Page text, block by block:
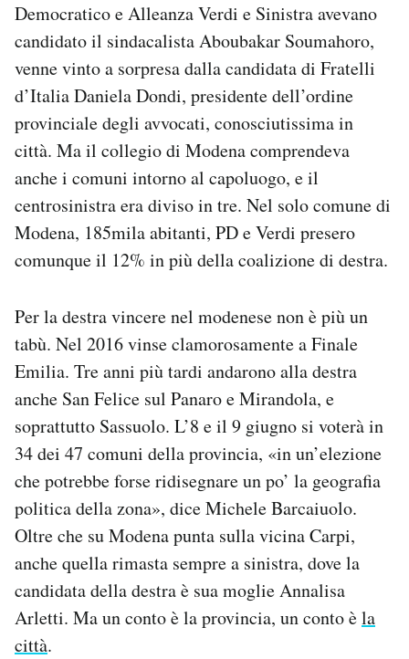
Democratico e Alleanza Verdi e Sinistra avevano
candidato il sindacalista Aboubakar Soumahoro,
venne vinto a sorpresa dalla candidata di Fratelli
d’Italia Daniela Dondi, presidente dell’ordine
provinciale degli avvocati, conosciutissima in
città. Ma il collegio di Modena comprendeva
anche i comuni intorno al capoluogo, e il
centrosinistra era diviso in tre. Nel solo comune di
Modena, 185mila abitanti, PD e Verdi presero
comunque il 12% in più della coalizione di destra.
Per la destra vincere nel modenese non è più un
tabù. Nel 2016 vinse clamorosamente a Finale
Emilia. Tre anni più tardi andarono alla destra
anche San Felice sul Panaro e Mirandola, e
soprattutto Sassuolo. L’8 e il 9 giugno si voterà in
34 dei 47 comuni della provincia, «in un’elezione
che potrebbe forse ridisegnare un po’ la geografia
politica della zona», dice Michele Barcaiuolo.
Oltre che su Modena punta sulla vicina Carpi,
anche quella rimasta sempre a sinistra, dove la
candidata della destra è sua moglie Annalisa
Arletti. Ma un conto è la provincia, un conto èla
città.